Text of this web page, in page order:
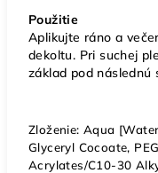
Použitie
Aplikujte ráno a
dekoltu. Pri suchej
základ pod následnú
Zloženie: Aqua
Glyceryl Cocoate,
Acrylates/C10-30